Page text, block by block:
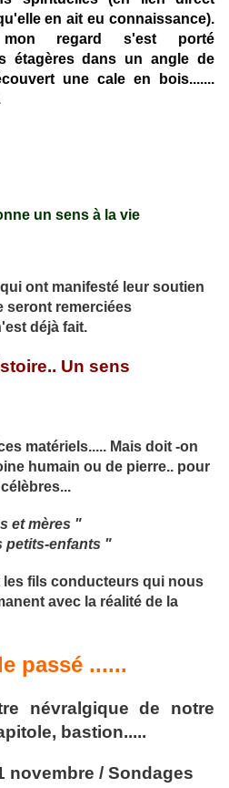
en ait eu connaissance).
regard s'est porté
étagères dans un angle de
une cale en bois.......
un sens à la vie
ont manifesté leur soutien
seront remerciées
déjà fait.
Un sens
matériels..... Mais doit -on
humain ou de pierre.. pour
et mères "
petits-enfants "
les fils conducteurs qui nous
avec la réalité de la
passé ......
névralgique de notre
bastion.....
novembre / Sondages